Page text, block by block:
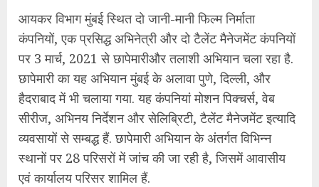
आयकर विभाग मुंबई स्थित दो जानी-मानी फिल्म निर्माता
कंपनियों, एक प्रसिद्ध अभिनेत्री और दो टैलेंट मैनेजमेंट कंपनियों
पर 3 मार्च, 2021 से छापेमारीऔर तलाशी अभियान चला रहा है.
छापेमारी का यह अभियान मुंबई के अलावा पुणे, दिल्ली, और
हैदराबाद में भी चलाया गया. यह कंपनियां मोशन पिक्चर्स, वेब
सीरीज, अभिनय निर्देशन और सेलिब्रिटी, टैलेंट मैनेजमेंट इत्यादि
व्यवसायों से सम्बद्ध हैं. छापेमारी अभियान के अंतर्गत विभिन्न
स्थानों पर 28 परिसरों में जांच की जा रही है, जिसमें आवासीय
एवं कार्यालय परिसर शामिल हैं.